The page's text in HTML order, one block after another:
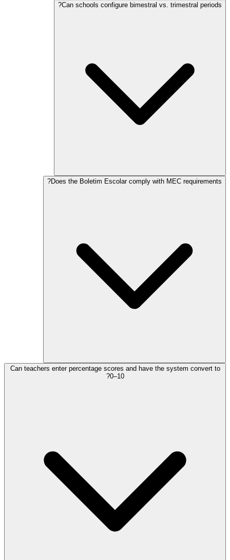
Can schools configure bimestral vs. trimestral periods?
Does the Boletim Escolar comply with MEC requirements?
Can teachers enter percentage scores and have the system convert to
0–10?